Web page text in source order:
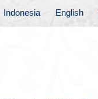
English
Indonesia